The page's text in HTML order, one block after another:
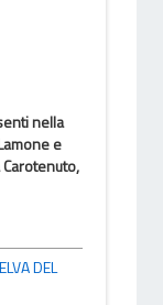
nella
e
DEL